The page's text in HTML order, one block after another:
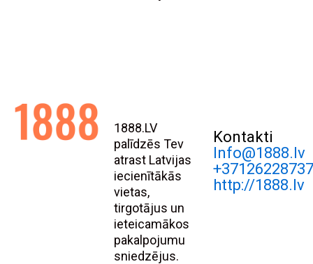
1888.LV
palīdzēs Tev
atrast Latvijas
iecienītākās
vietas,
tirgotājus un
ieteicamākos
pakalpojumu
sniedzējus.
Kontakti
Info@1888.lv
http://1888.lv